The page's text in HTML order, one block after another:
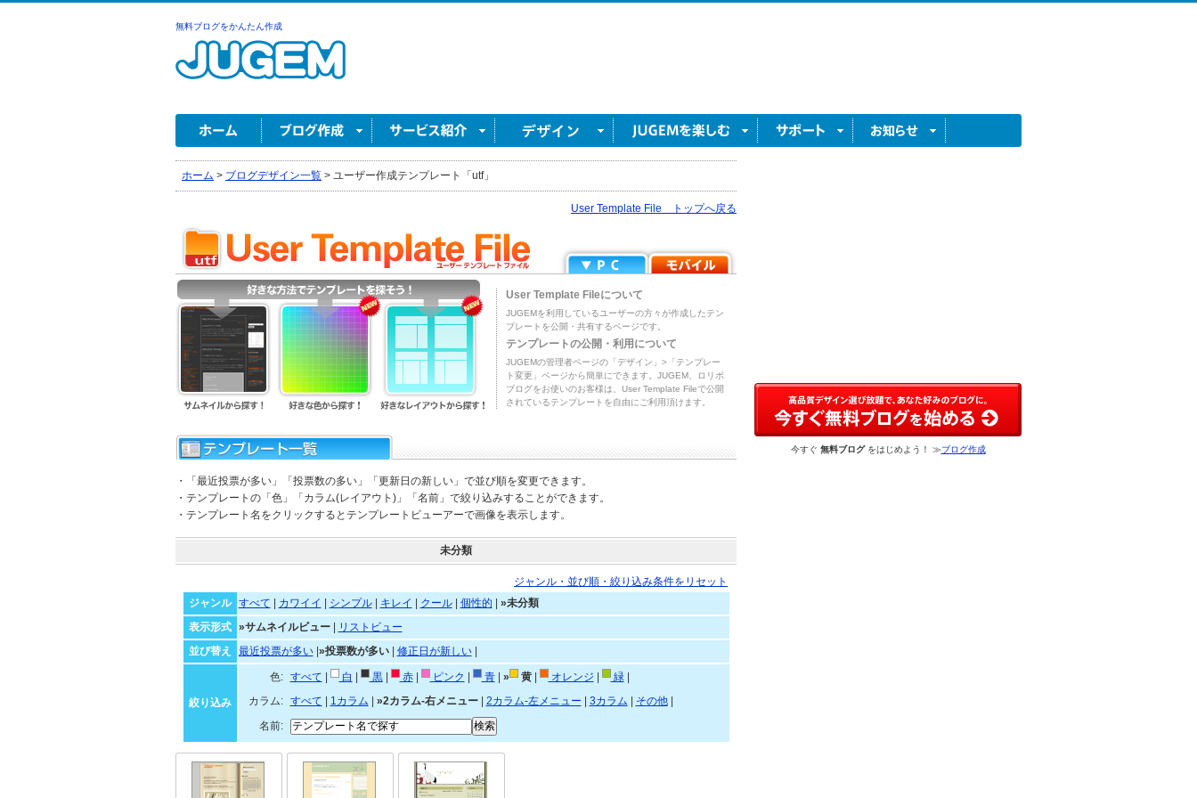
無料ブログをかんたん作成
ホーム > ブログデザイン一覧 > ユーザー作成テンプレート「utf」
User Template File トップへ戻る
User Template Fileについて
JUGEMを利用しているユーザーの方々が作成したテン
プレートを公開・共有するページです。
テンプレートの公開・利用について
JUGEMの管理者ページの「デザイン」>「テンプレー
ト変更」ページから簡単にできます。JUGEM、ロリポ
ブログをお使いのお客様は、User Template Fileで公開
されているテンプレートを自由にご利用頂けます。
・「最近投票が多い」「投票数の多い」「更新日の新しい」で並び順を変更できます。
・テンプレートの「色」「カラム(レイアウト)」「名前」で絞り込みすることができます。
・テンプレート名をクリックするとテンプレートビューアーで画像を表示します。
未分類
ジャンル・並び順・絞り込み条件をリセット
ジャンル
すべて カワイイ シンプル| キレイ クール| 個性的
»未分類
表示形式
»サムネイルビュー|
リストビュー
並び替え
最近投票が多い| »投票数が多い| 修正日が新しい|
絞り込み
色: すべて 白 黒| 赤| ピンク 青| » 黄| オレンジ 緑|
カラム:
すべて 1カラム »2カラム-右メニュー| 2カラム-左メニュー 3カラム その他|
名前:
今すぐ 無料ブログをはじめよう！ ≫ブログ作成